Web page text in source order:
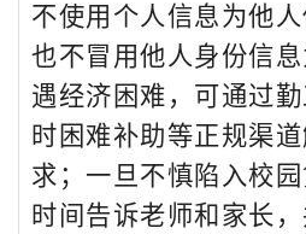
不使用个人信息为他人
也不冒用他人身份信
遇经济困难，可通过
时困难补助等正规渠
求；一旦不慎陷入校
时间告诉老师和家长